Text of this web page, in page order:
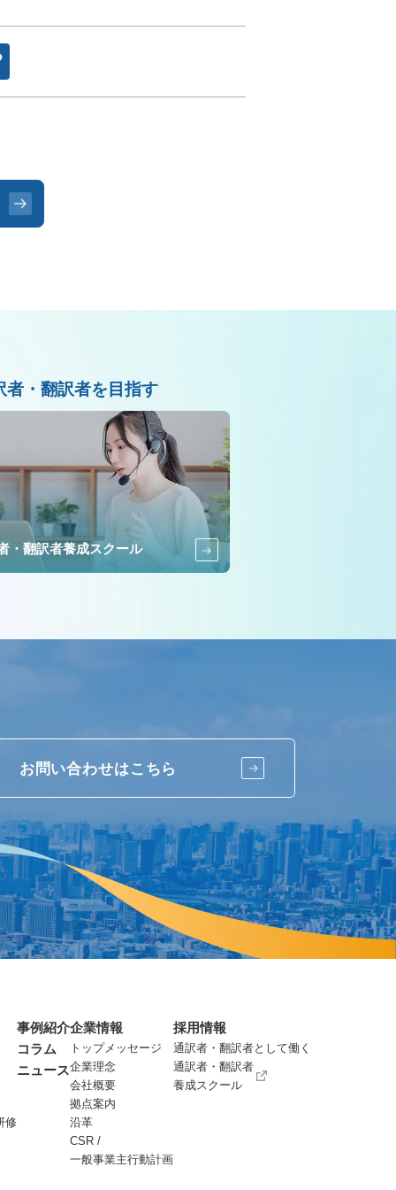
者・翻訳者を目指す
・翻訳者養成スクール
お問い合わせはこちら
修
事例紹介
コラム
ニュース
企業情報
トップメッセージ
企業理念
会社概要
拠点案内
沿革
CSR /
一般事業主行動計画
採用情報
通訳者・翻訳者として働く
通訳者・翻訳者
養成スクール